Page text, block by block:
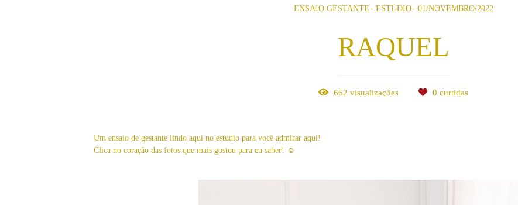
ENSAIO GESTANTE ESTÚDIO 01/NOVEMBRO/2022
RAQUEL
662 visualizações 0 curtidas
Um ensaio de gestante lindo aqui no estúdio para você admirar aqui!
Clica no coração das fotos que mais gostou para eu saber! ☺️